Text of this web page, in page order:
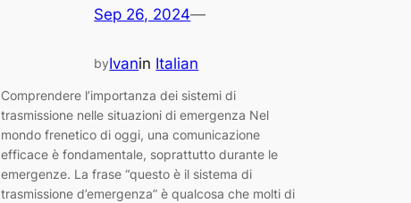
Sep 26, 2024—
byIvanin Italian
Comprendere l’importanza dei sistemi di
trasmissione nelle situazioni di emergenza Nel
mondo frenetico di oggi, una comunicazione
efficace è fondamentale, soprattutto durante le
emergenze. La frase “questo è il sistema di
trasmissione d’emergenza” è qualcosa che molti di